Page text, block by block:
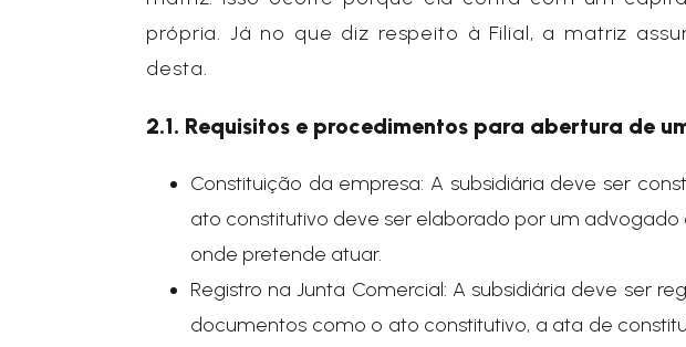
própria. Já no que diz respeito à Filial, a matriz
desta.
2.1. Requisitos e procedimentos para abertura de
Constituição da empresa: A subsidiária deve ser
ato constitutivo deve ser elaborado por um
onde pretende atuar.
Registro na Junta Comercial: A subsidiária deve ser
documentos como o ato constitutivo, a ata de